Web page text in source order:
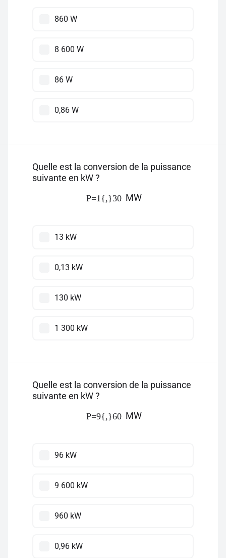
860 W
8 600 W
86 W
0,86 W
Quelle est la conversion de la puissance
suivante en kW ?
P=1{,}30 MW
13 kW
0,13 kW
130 kW
1 300 kW
Quelle est la conversion de la puissance
suivante en kW ?
P=9{,}60 MW
96 kW
9 600 kW
960 kW
0,96 kW